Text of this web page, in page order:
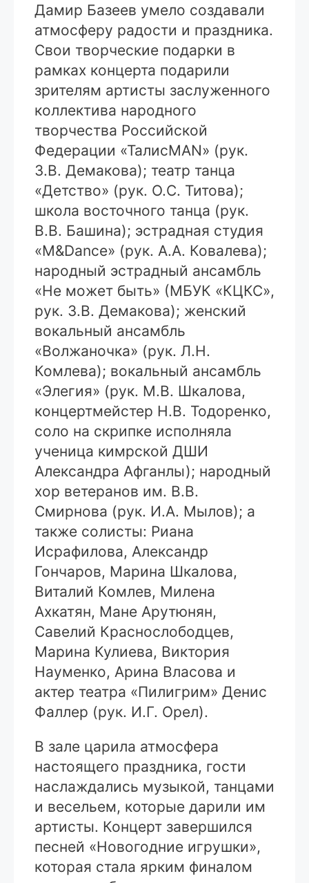
Дамир Базеев умело создавали
атмосферу радости и праздника.
Свои творческие подарки в
рамках концерта подарили
зрителям артисты заслуженного
коллектива народного
творчества Российской
Федерации «ТалисMAN» (рук.
З.В. Демакова); театр танца
«Детство» (рук. О.С. Титова);
школа восточного танца (рук.
В.В. Башина); эстрадная студия
«M&Dance» (рук. А.А. Ковалева);
народный эстрадный ансамбль
«Не может быть» (МБУК «КЦКС»,
рук. З.В. Демакова); женский
вокальный ансамбль
«Волжаночка» (рук. Л.Н.
Комлева); вокальный ансамбль
«Элегия» (рук. М.В. Шкалова,
концертмейстер Н.В. Тодоренко,
соло на скрипке исполняла
ученица кимрской ДШИ
Александра Афганлы); народный
хор ветеранов им. В.В.
Смирнова (рук. И.А. Мылов); а
также солисты: Риана
Исрафилова, Александр
Гончаров, Марина Шкалова,
Виталий Комлев, Милена
Ахкатян, Мане Арутюнян,
Савелий Краснослободцев,
Марина Кулиева, Виктория
Науменко, Арина Власова и
актер театра «Пилигрим» Денис
Фаллер (рук. И.Г. Орел).
В зале царила атмосфера
настоящего праздника, гости
наслаждались музыкой, танцами
и весельем, которые дарили им
артисты. Концерт завершился
песней «Новогодние игрушки»,
которая стала ярким финалом